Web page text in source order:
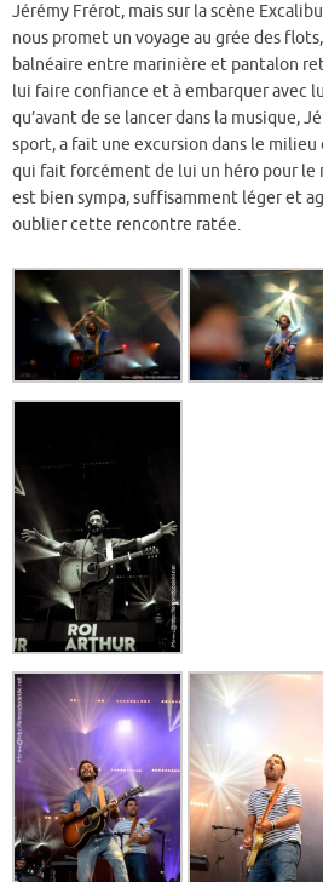
Jérémy Frérot, mais sur la scène
nous promet un voyage au grée des
balnéaire entre marinière et pantalon
lui faire confiance et à embarquer avec
qu’avant de se lancer dans la musique,
sport, a fait une excursion dans le milieu
qui fait forcément de lui un héro pour le
est bien sympa, suffisamment léger et
oublier cette rencontre ratée.